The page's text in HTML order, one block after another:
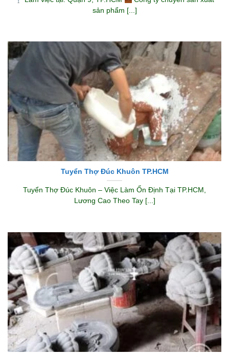
sản phẩm [...]
Tuyển Thợ Đúc Khuôn TP.HCM
Tuyển Thợ Đúc Khuôn – Việc Làm Ổn Định Tại TP.HCM,
Lương Cao Theo Tay [...]